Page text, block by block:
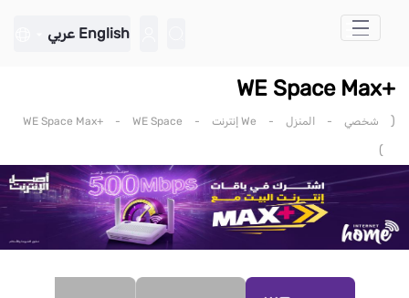
تخطي إلى المحتوى الرئيسي
English عربي
+WE Space Max
( شخصي - المنزل - We إنترنت -
WE Space
-
+WE Space Max
)